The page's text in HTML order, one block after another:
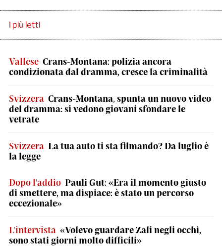
I più letti
Vallese Crans-Montana: polizia ancora
condizionata dal dramma, cresce la criminalità
Svizzera Crans-Montana, spunta un nuovo video
del dramma: si vedono giovani sfondare le
vetrate
Svizzera La tua auto ti sta filmando? Da luglio è
la legge
Dopo l'addio Pauli Gut: «Era il momento giusto
di smettere, ma dispiace: è stato un percorso
eccezionale»
L'intervista «Volevo guardare Zali negli occhi,
sono stati giorni molto difficili»